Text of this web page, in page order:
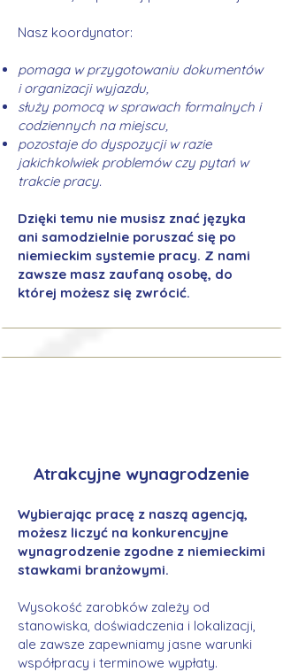
Nasz koordynator:
pomaga w przygotowaniu dokumentów
i organizacji wyjazdu,
służy pomocą w sprawach formalnych i
codziennych na miejscu,
pozostaje do dyspozycji w razie
jakichkolwiek problemów czy pytań w
trakcie pracy.
Dzięki temu nie musisz znać języka
ani samodzielnie poruszać się po
niemieckim systemie pracy. Z nami
zawsze masz zaufaną osobę, do
której możesz się zwrócić.
Atrakcyjne wynagrodzenie
Wybierając pracę z naszą agencją,
możesz liczyć na konkurencyjne
wynagrodzenie zgodne z niemieckimi
stawkami branżowymi.
Wysokość zarobków zależy od
stanowiska, doświadczenia i lokalizacji,
ale zawsze zapewniamy jasne warunki
współpracy i terminowe wypłaty.